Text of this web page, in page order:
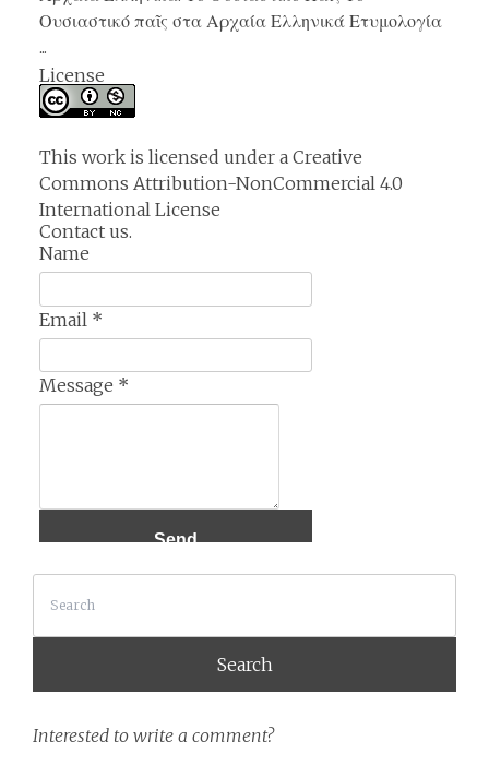
Ουσιαστικό παῖς στα Αρχαία Ελληνικά Ετυμολογία
...
License
This work is licensed under a Creative
Commons Attribution-NonCommercial 4.0
International License
Contact us.
Name
Email *
Message *
Interested to write a comment?